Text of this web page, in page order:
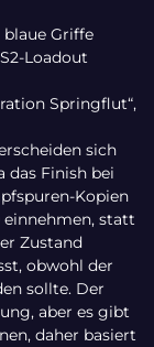
Griffe
Loadout
Springflut“,
sich
das Finish bei
Kopien
einnehmen, statt
Zustand
obwohl der
sollte. Der
aber es gibt
daher basiert